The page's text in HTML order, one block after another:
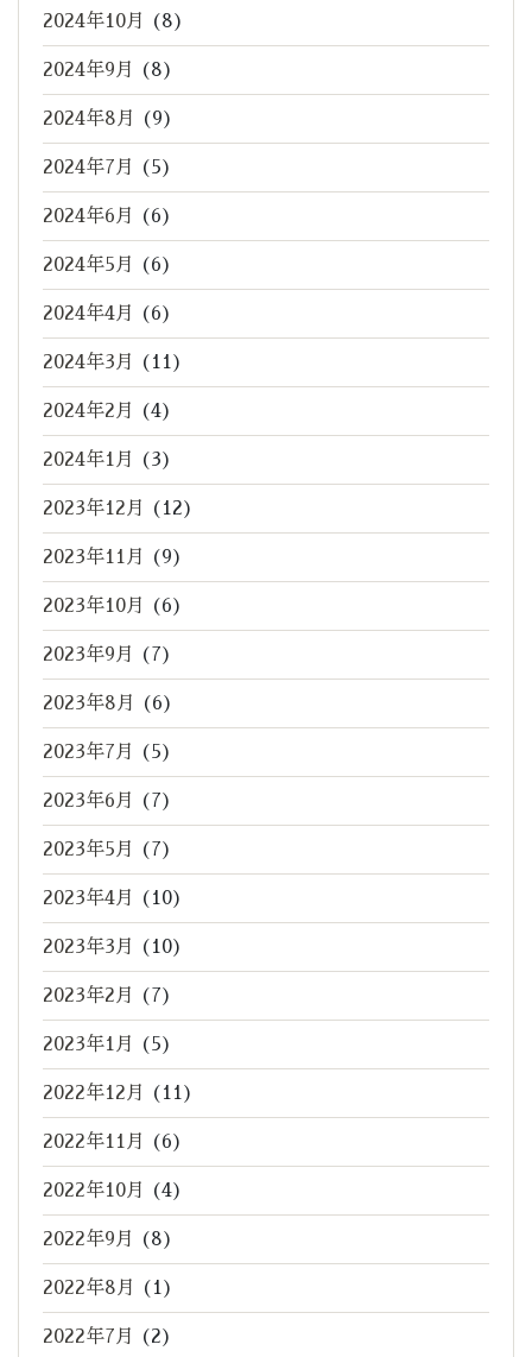
2024年10月 (8)
2024年9月 (8)
2024年8月 (9)
2024年7月 (5)
2024年6月 (6)
2024年5月 (6)
2024年4月 (6)
2024年3月 (11)
2024年2月 (4)
2024年1月 (3)
2023年12月 (12)
2023年11月 (9)
2023年10月 (6)
2023年9月 (7)
2023年8月 (6)
2023年7月 (5)
2023年6月 (7)
2023年5月 (7)
2023年4月 (10)
2023年3月 (10)
2023年2月 (7)
2023年1月 (5)
2022年12月 (11)
2022年11月 (6)
2022年10月 (4)
2022年9月 (8)
2022年8月 (1)
2022年7月 (2)